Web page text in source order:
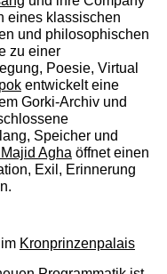
eines klassischen
und philosophischen
zu einer
Poesie, Virtual
entwickelt eine
Gorki-Archiv und
Speicher und
Aghaöffnet einen
Exil, Erinnerung
Kronprinzenpalais